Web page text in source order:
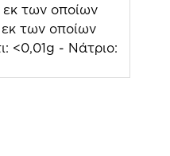
των οποίων
των οποίων
<0,01g - Νάτριο: